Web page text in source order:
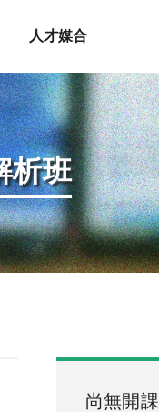
人才媒合
析班
尚無開課